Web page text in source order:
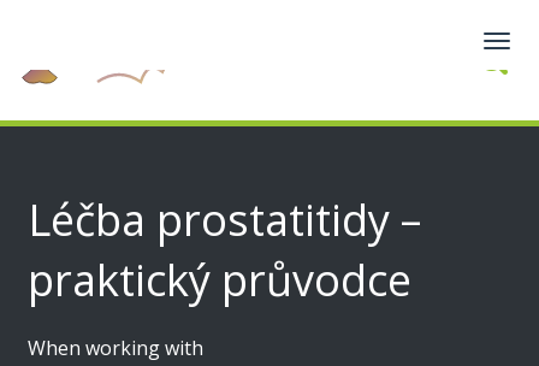
Léčba prostatitidy –
praktický průvodce
When working with